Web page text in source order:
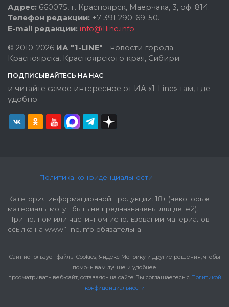
Адрес: 660075, г. Красноярск, Маерчака, 3, оф. 814.
Телефон редакции: +7 391 290-69-50.
E-mail редакции: info@1line.info
© 2010-2026 ИА "1-LINE" - новости города
Красноярска, Красноярского края, Сибири.
ПОДПИСЫВАЙТЕСЬ НА НАС
и читайте самое интересное от ИА «1-Line» там, где
удобно
Политика конфиденциальности
Категория информационной продукции: 18+ (некоторые
материалы могут быть не предназначены для детей).
При полном или частичном использовании материалов
ссылка на www.1line.info обязательна.
Cайт использует файлы Cookies, Яндекс Метрику и другие решения, чтобы
помочь вам лучше и удобнее
просматривать веб-сайт, оставаясь на сайте Вы соглашаетесь с Политикой
конфиденциальности